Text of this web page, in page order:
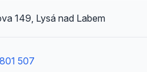
149, Lysá nad Labem
507